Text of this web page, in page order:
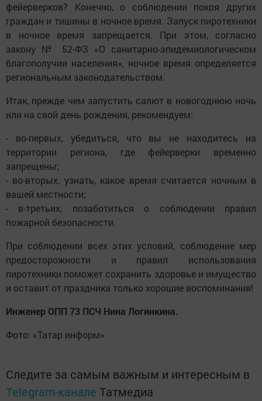
фейерверков? Конечно, о соблюдении покоя других
граждан и тишины в ночное время. Запуск пиротехники
в ночное время запрещается. При этом, согласно
закону № 52-ФЗ «О санитарно-эпидемиологическом
благополучии населения», ночное время определяется
региональным законодательством.
Итак, прежде чем запустить салют в новогоднюю ночь
или на свой день рождения, рекомендуем:
- во-первых, убедиться, что вы не находитесь на
территории региона, где фейерверки временно
запрещены;
- во-вторых, узнать, какое время считается ночным в
вашей местности;
- в-третьих, позаботиться о соблюдении правил
пожарной безопасности.
При соблюдении всех этих условий, соблюдение мер
предосторожности и правил использования
пиротехники поможет сохранить здоровье и имущество
и оставит от праздника только хорошие воспоминания!
Инженер ОПП 73 ПСЧ Нина Логинкина.
Фото: «Татар информ»
Следите за самым важным и интересным в
Telegram-канале Татмедиа